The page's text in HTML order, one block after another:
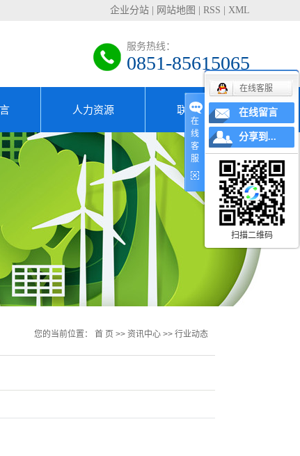
企业分站 网站地图 RSS XML
服务热线：
0851-85615065
人力资源
专家团队
招贤纳士
人才理念
联系我们
您的当前位置： 首 页 >> 资讯中心 >> 行业动态
在
线
客
服
在线客服
在线留言
分享到...
扫描二维码